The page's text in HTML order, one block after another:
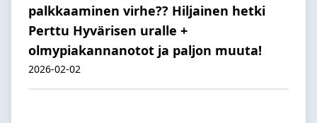
palkkaaminen virhe?? Hiljainen hetki
Perttu Hyvärisen uralle +
olmypiakannanotot ja paljon muuta!
2026-02-02